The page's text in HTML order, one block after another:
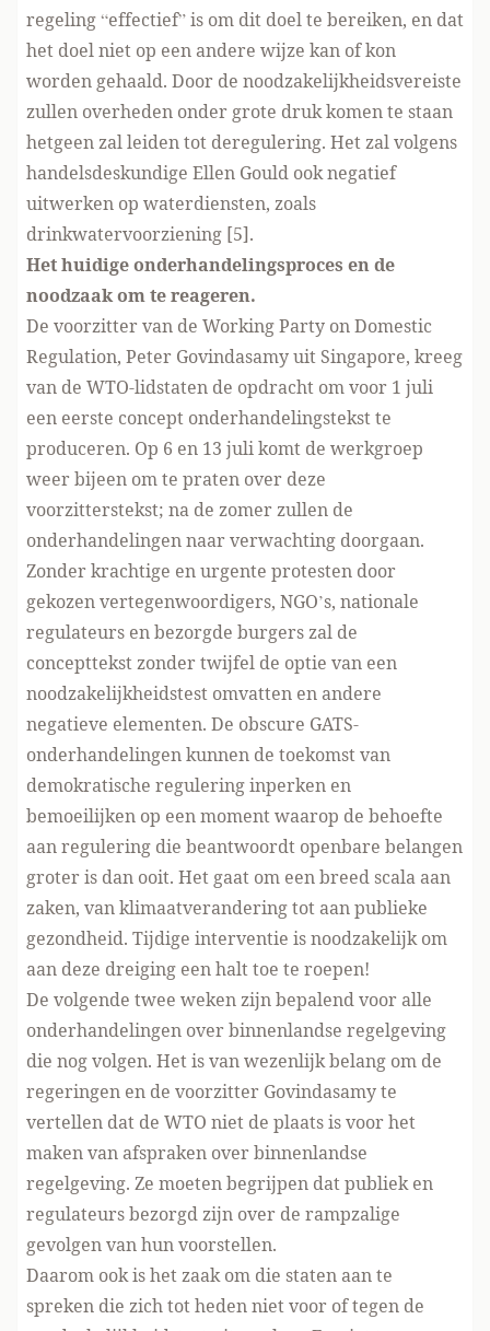
regeling “effectief” is om dit doel te bereiken, en dat
het doel niet op een andere wijze kan of kon
worden gehaald. Door de noodzakelijkheidsvereiste
zullen overheden onder grote druk komen te staan
hetgeen zal leiden tot deregulering. Het zal volgens
handelsdeskundige Ellen Gould ook negatief
uitwerken op waterdiensten, zoals
drinkwatervoorziening [5].
Het huidige onderhandelingsproces en de
noodzaak om te reageren.
De voorzitter van de Working Party on Domestic
Regulation, Peter Govindasamy uit Singapore, kreeg
van de WTO-lidstaten de opdracht om voor 1 juli
een eerste concept onderhandelingstekst te
produceren. Op 6 en 13 juli komt de werkgroep
weer bijeen om te praten over deze
voorzitterstekst; na de zomer zullen de
onderhandelingen naar verwachting doorgaan.
Zonder krachtige en urgente protesten door
gekozen vertegenwoordigers, NGO’s, nationale
regulateurs en bezorgde burgers zal de
concepttekst zonder twijfel de optie van een
noodzakelijkheidstest omvatten en andere
negatieve elementen. De obscure GATS-
onderhandelingen kunnen de toekomst van
demokratische regulering inperken en
bemoeilijken op een moment waarop de behoefte
aan regulering die beantwoordt openbare belangen
groter is dan ooit. Het gaat om een breed scala aan
zaken, van klimaatverandering tot aan publieke
gezondheid. Tijdige interventie is noodzakelijk om
aan deze dreiging een halt toe te roepen!
De volgende twee weken zijn bepalend voor alle
onderhandelingen over binnenlandse regelgeving
die nog volgen. Het is van wezenlijk belang om de
regeringen en de voorzitter Govindasamy te
vertellen dat de WTO niet de plaats is voor het
maken van afspraken over binnenlandse
regelgeving. Ze moeten begrijpen dat publiek en
regulateurs bezorgd zijn over de rampzalige
gevolgen van hun voorstellen.
Daarom ook is het zaak om die staten aan te
spreken die zich tot heden niet voor of tegen de